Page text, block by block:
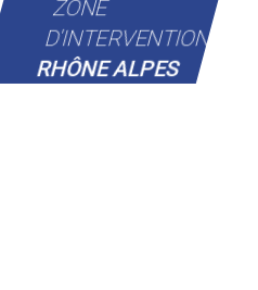
ZONE
D'INTERVENTION
RHÔNE ALPES